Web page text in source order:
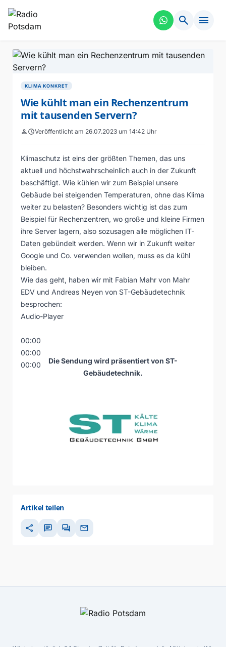
search menu
KLIMA KONKRET
Wie kühlt man ein Rechenzentrum
mit tausenden Servern?
personscheduleVeröffentlicht am 26.07.2023 um 14:42 Uhr
Klimaschutz ist eins der größten Themen, das uns
aktuell und höchstwahrscheinlich auch in der Zukunft
beschäftigt. Wie kühlen wir zum Beispiel unsere
Gebäude bei steigenden Temperaturen, ohne das Klima
weiter zu belasten? Besonders wichtig ist das zum
Beispiel für Rechenzentren, wo große und kleine Firmen
ihre Server lagern, also sozusagen alle möglichen IT-
Daten gebündelt werden. Wenn wir in Zukunft weiter
Google und Co. verwenden wollen, muss es da kühl
bleiben.
Wie das geht, haben wir mit Fabian Mahr von Mahr
EDV und Andreas Neyen von ST-Gebäudetechnik
besprochen:
Audio-Player
00:00
00:00
00:00
Die Sendung wird präsentiert von ST-
Gebäudetechnik.
Artikel teilen
share chat forum mail